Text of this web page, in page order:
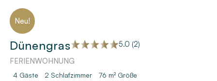
Neu!
Dünengras
5.0 (2)
FERIENWOHNUNG
4 Gäste 2 Schlafzimmer 76 m²Größe